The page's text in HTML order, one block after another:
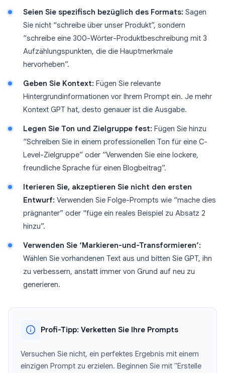
Seien Sie spezifisch bezüglich des Formats: Sagen
Sie nicht “schreibe über unser Produkt”, sondern
“schreibe eine 300-Wörter-Produktbeschreibung mit 3
Aufzählungspunkten, die die Hauptmerkmale
hervorheben”.
Geben Sie Kontext: Fügen Sie relevante
Hintergrundinformationen vor Ihrem Prompt ein. Je mehr
Kontext GPT hat, desto genauer ist die Ausgabe.
Legen Sie Ton und Zielgruppe fest: Fügen Sie hinzu
“Schreiben Sie in einem professionellen Ton für eine C-
Level-Zielgruppe” oder “Verwenden Sie eine lockere,
freundliche Sprache für einen Blogbeitrag”.
Iterieren Sie, akzeptieren Sie nicht den ersten
Entwurf: Verwenden Sie Folge-Prompts wie “mache dies
prägnanter” oder “füge ein reales Beispiel zu Absatz 2
hinzu”.
Verwenden Sie ‘Markieren-und-Transformieren’:
Wählen Sie vorhandenen Text aus und bitten Sie GPT, ihn
zu verbessern, anstatt immer von Grund auf neu zu
generieren.
Profi-Tipp: Verketten Sie Ihre Prompts
Versuchen Sie nicht, ein perfektes Ergebnis mit einem
einzigen Prompt zu erzielen. Beginnen Sie mit "Erstelle